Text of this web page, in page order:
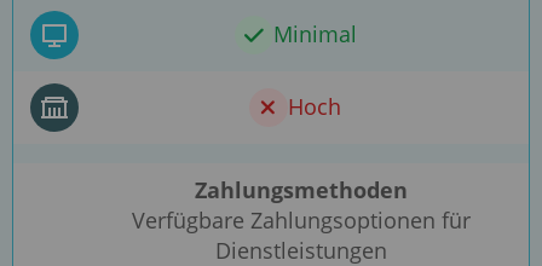
Minimal
Hoch
Zahlungsmethoden
Verfügbare Zahlungsoptionen für
Dienstleistungen